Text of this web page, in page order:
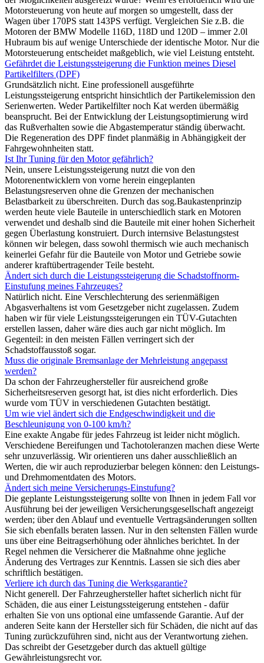
Motorsteuerung von heute auf morgen so umgestellt, dass der
Wagen über 170PS statt 143PS verfügt. Vergleichen Sie z.B. die
Motoren der BMW Modelle 116D, 118D und 120D – immer 2.0l
Hubraum bis auf wenige Unterschiede der identische Motor. Nur die
Motorsteuerung entscheidet maßgeblich, wie viel Leistung entsteht.
Gefährdet die Leistungssteigerung die Funktion meines Diesel
Partikelfilters (DPF)
Grundsätzlich nicht. Eine professionell ausgeführte
Leistungssteigerung entspricht hinsichtlich der Partikelemission den
Serienwerten. Weder Partikelfilter noch Kat werden übermäßig
beansprucht. Bei der Entwicklung der Leistungsoptimierung wird
das Rußverhalten sowie die Abgastemperatur ständig überwacht.
Die Regeneration des DPF findet planmäßig in Abhängigkeit der
Fahrgewohnheiten statt.
Ist Ihr Tuning für den Motor gefährlich?
Nein, unsere Leistungssteigerung nutzt die von den
Motorenentwicklern von vorne herein eingeplanten
Belastungsreserven ohne die Grenzen der mechanischen
Belastbarkeit zu überschreiten. Durch das sog.Baukastenprinzip
werden heute viele Bauteile in unterschiedlich stark en Motoren
verwendet und deshalb sind die Bauteile mit einer hohen Sicherheit
gegen Überlastung konstruiert. Durch internsive Belastungstest
können wir belegen, dass sowohl thermisch wie auch mechanisch
keinerlei Gefahr für die Bauteile von Motor und Getriebe sowie
anderer kraftübertragender Teile besteht.
Ändert sich durch die Leistungssteigerung die Schadstoffnorm-
Einstufung meines Fahrzeuges?
Natürlich nicht. Eine Verschlechterung des serienmäßigen
Abgasverhaltens ist vom Gesetzgeber nicht zugelassen. Zudem
haben wir für viele Leistungssteigerungen ein TÜV-Gutachten
erstellen lassen, daher wäre dies auch gar nicht möglich. Im
Gegenteil: in den meisten Fällen verringert sich der
Schadstoffausstoß sogar.
Muss die originale Bremsanlage der Mehrleistung angepasst
werden?
Da schon der Fahrzeughersteller für ausreichend große
Sicherheitsreserven gesorgt hat, ist dies nicht erforderlich. Dies
wurde vom TÜV in verschiedenen Gutachten bestätigt.
Um wie viel ändert sich die Endgeschwindigkeit und die
Beschleunigung von 0-100 km/h?
Eine exakte Angabe für jedes Fahrzeug ist leider nicht möglich.
Verschiedene Bereifungen und Tachotoleranzen machen diese Werte
sehr unzuverlässig. Wir orientieren uns daher ausschließlich an
Werten, die wir auch reproduzierbar belegen können: den Leistungs-
und Drehmomentdaten des Motors.
Ändert sich meine Versicherungs-Einstufung?
Die geplante Leistungssteigerung sollte von Ihnen in jedem Fall vor
Ausführung bei der jeweiligen Versicherungsgesellschaft angezeigt
werden; über den Ablauf und eventuelle Vertragsänderungen sollten
Sie sich ebenfalls beraten lassen. Nur in den seltensten Fällen wurde
uns über eine Beitragserhöhung oder ähnliches berichtet. In der
Regel nehmen die Versicherer die Maßnahme ohne jegliche
Änderung des Vertrages zur Kenntnis. Lassen sie sich dies aber
schriftlich bestätigen.
Verliere ich durch das Tuning die Werksgarantie?
Nicht generell. Der Fahrzeughersteller haftet sicherlich nicht für
Schäden, die aus einer Leistungssteigerung entstehen - dafür
erhalten Sie von uns optional eine umfassende Garantie. Auf der
anderen Seite kann der Hersteller sich für Schäden, die nicht auf das
Tuning zurückzuführen sind, nicht aus der Verantwortung ziehen.
Das schreibt der Gesetzgeber durch das aktuell gültige
Gewährleistungsrecht vor.